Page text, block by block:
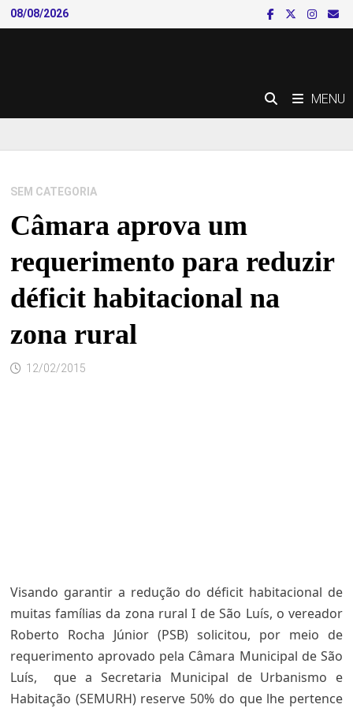
Skip
to
08/08/2026
MENU
SEM CATEGORIA
Câmara aprova um
requerimento para reduzir
déficit habitacional na
zona rural
12/02/2015
Visando garantir a redução do déficit habitacional de
muitas famílias da zona rural I de São Luís, o vereador
Roberto Rocha Júnior (PSB) solicitou, por meio de
requerimento aprovado pela Câmara Municipal de São
Luís, que a Secretaria Municipal de Urbanismo e
Habitação (SEMURH) reserve 50% do que lhe pertence